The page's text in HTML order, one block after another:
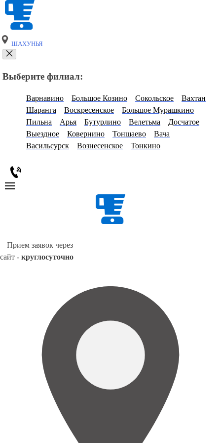
ШАХУНЬЯ
Выберите филиал:
Варнавино Большое Козино Сокольское
Вахтан
Шаранга
Воскресенское
Большое Мурашкино
Пильна
Арья Бутурлино Велетьма
Досчатое
Выездное
Ковернино Тоншаево
Вача
Васильсурск
Вознесенское Тонкино
Прием заявок через
сайт - круглосуточно